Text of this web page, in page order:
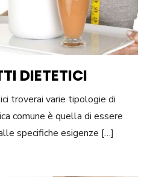
DIETETICI
troverai varie tipologie di
comune è quella di essere
specifiche esigenze […]